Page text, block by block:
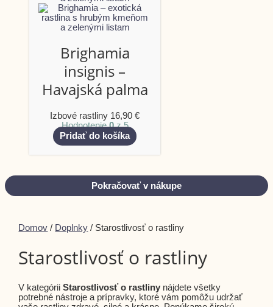
Brighamia
insignis –
Havajská palma
Izbové rastliny 16,90€
Hodnotenie0z 5
Pridať do košíka
Pokračovať v nákupe
Domov / Doplnky / Starostlivosť o rastliny
Starostlivosť o rastliny
V kategóriiStarostlivosť o rastliny nájdete všetky
potrebné nástroje a prípravky, ktoré vám pomôžu udržať